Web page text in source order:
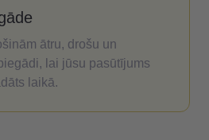
ātru, drošu un
lai jūsu pasūtījums
laikā.